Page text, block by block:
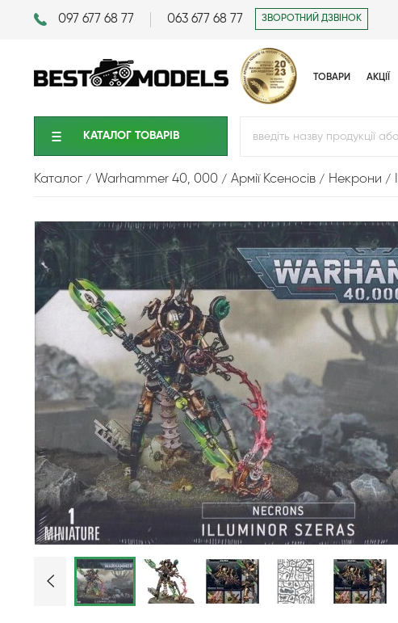
097 677 68 77 063 677 68 77 ЗВОРОТНИЙ ДЗВІНОК
ТОВАРИ АКЦІЇ
КАТАЛОГ ТОВАРIВ
Каталог Warhammer 40, 000 Армії Ксеносів Некрони